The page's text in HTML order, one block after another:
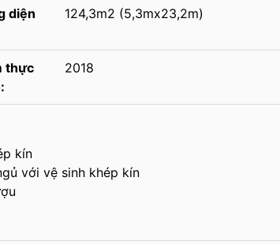
diện
124,3m2 (5,3mx23,2m)
thực
2018
kín
với vệ sinh khép kín